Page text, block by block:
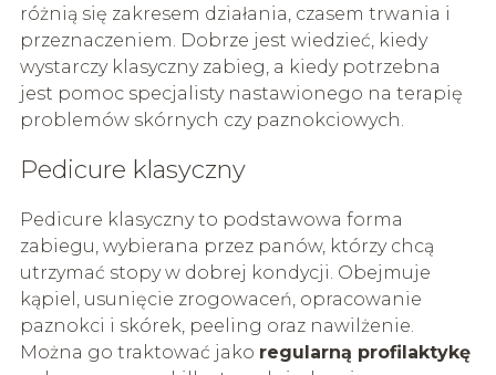
różnią się zakresem działania, czasem trwania i
przeznaczeniem. Dobrze jest wiedzieć, kiedy
wystarczy klasyczny zabieg, a kiedy potrzebna
jest pomoc specjalisty nastawionego na terapię
problemów skórnych czy paznokciowych.
Pedicure klasyczny
Pedicure klasyczny to podstawowa forma
zabiegu, wybierana przez panów, którzy chcą
utrzymać stopy w dobrej kondycji. Obejmuje
kąpiel, usunięcie zrogowaceń, opracowanie
paznokci i skórek, peeling oraz nawilżenie.
Można go traktować jako regularną profilaktykę